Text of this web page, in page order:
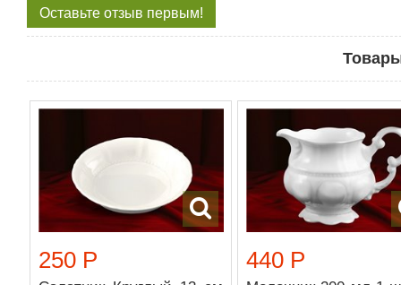
Оставьте отзыв первым!
250 Р 440 Р